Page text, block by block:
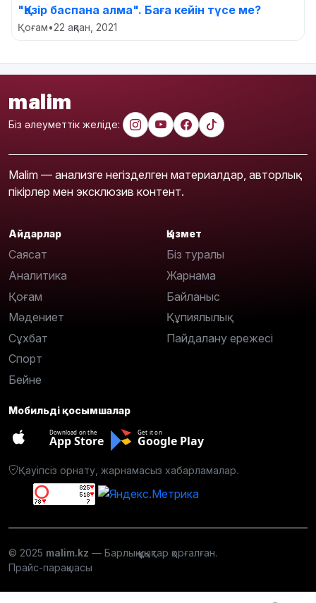
"Қазір баспана алма". Баға кейін түсе ме?
Қоғам•22 ақпан, 2021
malim
Біз әлеуметтік желіде:
Malim — анализге негізделген материалдар, авторлық
пікірлер мен эксклюзив контент.
Айдарлар
Саясат
Аналитика
Қоғам
Мәдениет
Сұхбат
Спорт
Бейне
Қызмет
Біз туралы
Жарнама
Байланыс
Құпиялылық
Пайдалану ережесі
Мобильді қосымшалар
Download on the
App Store
Get it on
Google Play
Қауіпсіз орнату, жарнамасыз хабарламалар.
© 2025 malim.kz — Барлық құқықтар қорғалған.
Прайс-парақшасы